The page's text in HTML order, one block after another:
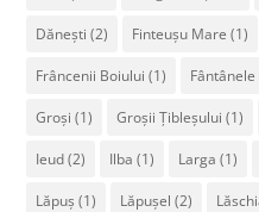
Dănești (2) Finteușu Mare (1)
Frâncenii Boiului (1) Fântânele
Groși (1) Groșii Țibleșului (1)
Ieud(2) Ilba (1) Larga (1)
Lăpuș (1) Lăpușel (2)